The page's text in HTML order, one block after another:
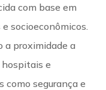
com base em
socioeconômicos.
a proximidade a
hospitais e
como segurança e